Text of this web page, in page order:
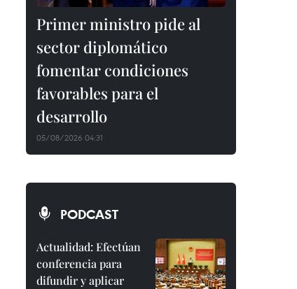
Primer ministro pide al
sector diplomático
fomentar condiciones
favorables para el
desarrollo
05/08/2026 04:31
PODCAST
Actualidad: Efectúan
conferencia para
difundir y aplicar